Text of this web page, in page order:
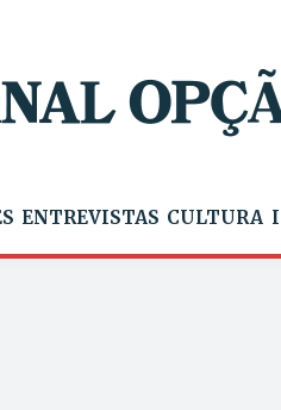
ENTREVISTAS CULTURA